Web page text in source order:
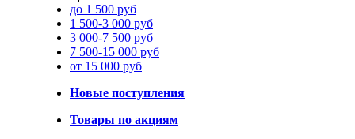
до 1 500 руб
1 500-3 000 руб
3 000-7 500 руб
7 500-15 000 руб
от 15 000 руб
Новые поступления
Товары по акциям